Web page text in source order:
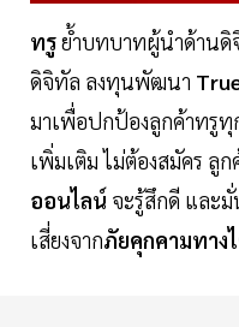
ทรูย้ำบทบาทผู้นำด้านดิ
ดิจิทัล ลงทุนพัฒนา
มาเพื่อปกป้องลูกค้าทรูทุ
เพิ่มเติม ไม่ต้องสมัคร ลูก
ออนไลน์ จะรู้สึกดี และมั่
เสี่ยงจากภัยคุกคามทาง